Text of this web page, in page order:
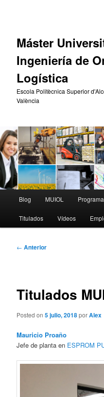
Máster
Ingeniería de
Logística
Escola Politècnica Superior
València
principal
Blog MUIOL
Titulados Vídeos
Navegación
← Anterior
Titulados
Posted on5 julio, 2018porAlex
Mauricio Proaño
Jefe de planta en ESPROM